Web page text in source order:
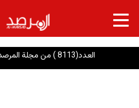
× العدد(8113 ) من مجلة المرصد التحليلية والتوثيقية